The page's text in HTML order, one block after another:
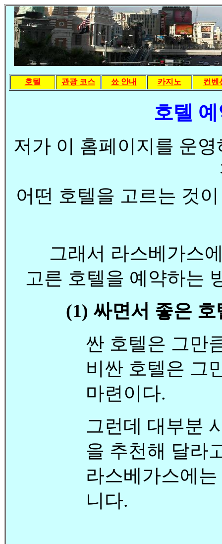
호텔 관광 코스 쑈 안내 카지노 컨벤
호텔
저가 이 홈페이지를 운
어떤 호텔을 고르는 것
그래서 라스베가스
고른 호텔을 예약하는
(1) 싸면서 좋은
싼 호텔은 그만
비싼 호텔은 그
마련이다.
그런데 대부분
을 추천해 달라
라스베가스에
니다.